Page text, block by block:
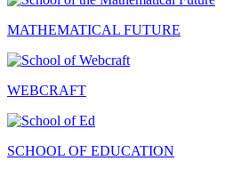
MATHEMATICAL FUTURE
WEBCRAFT
SCHOOL OF EDUCATION